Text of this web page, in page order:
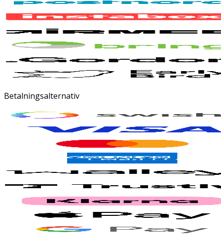
Betalningsalternativ